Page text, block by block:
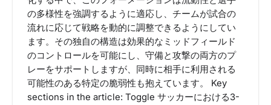
の多様性を強調するように適応し、チームが試合の
流れに応じて戦略を動的に調整できるようにしてい
ます。その独自の構造は効果的なミッドフィールド
のコントロールを可能にし、守備と攻撃の両方のプ
レーをサポートしますが、同時に相手に利用される
可能性のある特定の脆弱性も抱えています。 Key
sections in the article: Toggle サッカーにおける3-